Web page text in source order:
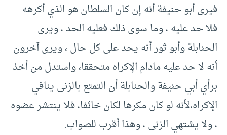
فيرى أبو حنيفة أنه إن كان السلطان هو الذي أكرهه
فلا حد عليه ، وما سوى ذلك فعليه الحد ، ويرى
الحنابلة وأبو ثور أنه يحد على كل حال ، ويرى آخرون
أنه لا حد عليه مادام الإكراه متحققا، واستدل من أخذ
برأي أبي حنيفة والحنابلة أن التمتع بالزنى ينافي
الإكراه،لأنه لو كان مكرها لكان خائفا، فلا ينتشر عضوه
، ولا يشتهي الزنى ، وهذا أقرب للصواب.